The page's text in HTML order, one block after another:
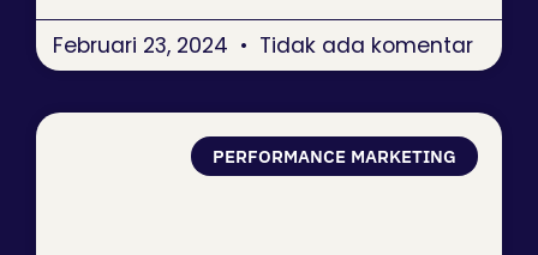
Februari 23, 2024 Tidak ada komentar
PERFORMANCE MARKETING